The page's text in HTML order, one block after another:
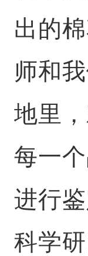
出的
师和
地里
每一
进行
科学